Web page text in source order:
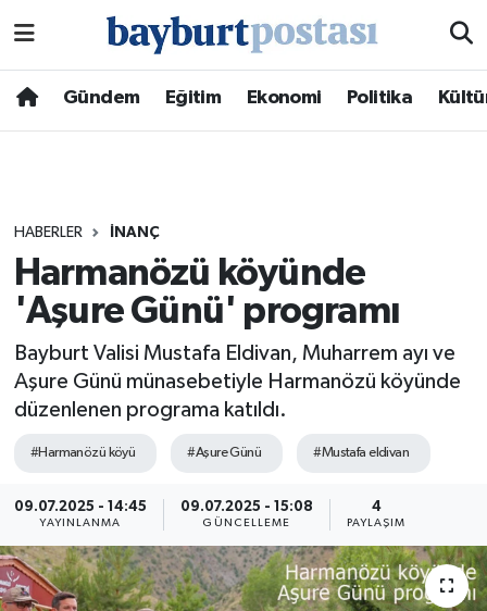
Gündem Eğitim Ekonomi Politika
HABERLER İNANÇ
Harmanözü köyünde
'Aşure Günü' programı
Bayburt Valisi Mustafa Eldivan, Muharrem ayı ve
Aşure Günü münasebetiyle Harmanözü köyünde
düzenlenen programa katıldı.
#Harmanözü köyü #Aşure Günü #Mustafa eldivan
09.07.2025 - 14:45
YAYINLANMA
09.07.2025 - 15:08
GÜNCELLEME
4
PAYLAŞIM
Hava Durumu
Süper Lig Puan Durumu ve Fikstür
Tüm Manşetler
Son Dakika Haberleri